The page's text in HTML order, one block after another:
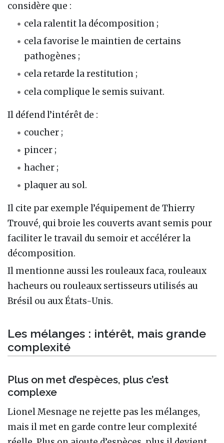
considère que :
cela ralentit la décomposition ;
cela favorise le maintien de certains
pathogènes ;
cela retarde la restitution ;
cela complique le semis suivant.
Il défend l’intérêt de :
coucher ;
pincer ;
hacher ;
plaquer au sol.
Il cite par exemple l’équipement de Thierry
Trouvé, qui broie les couverts avant semis pour
faciliter le travail du semoir et accélérer la
décomposition.
Il mentionne aussi les rouleaux faca, rouleaux
hacheurs ou rouleaux sertisseurs utilisés au
Brésil ou aux États-Unis.
Les mélanges : intérêt, mais grande
complexité
Plus on met d’espèces, plus c’est
complexe
Lionel Mesnage ne rejette pas les mélanges,
mais il met en garde contre leur complexité